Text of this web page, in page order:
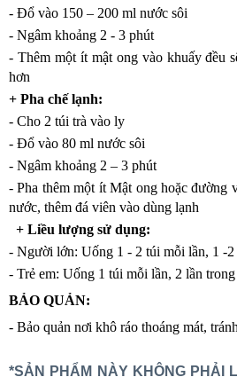
- Đổ vào 150 – 200 ml nước sôi
- Ngâm khoảng 2 - 3 phút
- Thêm một ít mật ong vào khuấy đều
hơn
+ Pha chế lạnh:
- Cho 2 túi trà vào ly
- Đổ vào 80 ml nước sôi
- Ngâm khoảng 2 – 3 phút
- Pha thêm một ít Mật ong hoặc đường
nước, thêm đá viên vào dùng lạnh
+ Liều lượng sử dụng:
- Người lớn: Uống 1 - 2 túi mỗi lần, 1 -2
- Trẻ em: Uống 1 túi mỗi lần, 2 lần trong
BẢO QUẢN:
- Bảo quản nơi khô ráo thoáng mát,
*SẢN PHẨM NÀY KHÔNG PHẢI